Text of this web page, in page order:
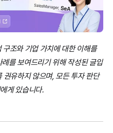
조와 기업 가치에 대한 이해를
를 보여드리기 위해 작성된 글입
권유하지 않으며, 모든 투자 판단
게 있습니다.